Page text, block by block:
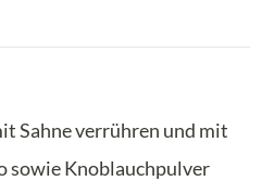
Sahne verrühren und mit
sowie Knoblauchpulver